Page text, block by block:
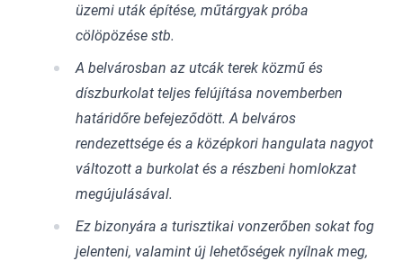
üzemi uták építése, műtárgyak próba
cölöpözése stb.
A belvárosban az utcák terek közmű és
díszburkolat teljes felújítása novemberben
határidőre befejeződött. A belváros
rendezettsége és a középkori hangulata nagyot
változott a burkolat és a részbeni homlokzat
megújulásával.
Ez bizonyára a turisztikai vonzerőben sokat fog
jelenteni, valamint új lehetőségek nyílnak meg,